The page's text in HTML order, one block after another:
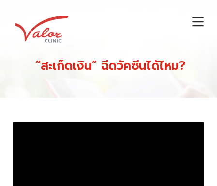
“สะเก็ดเงิน” ฉีดวัคซีนได้ไหม?